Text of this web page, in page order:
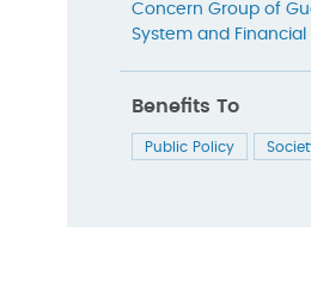
Concern Group of
System and Financial
Benefits To
Public Policy